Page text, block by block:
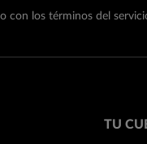
con los términos del
TU